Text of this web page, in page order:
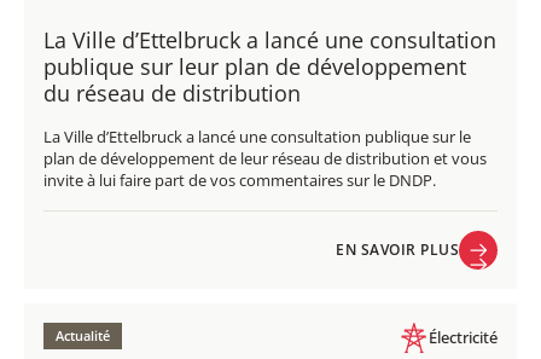
La Ville d’Ettelbruck a lancé une consultation
publique sur leur plan de développement
du réseau de distribution
La Ville d’Ettelbruck a lancé une consultation publique sur le
plan de développement de leur réseau de distribution et vous
invite à lui faire part de vos commentaires sur le DNDP.
EN SAVOIR PLUS
Actualité Électricité